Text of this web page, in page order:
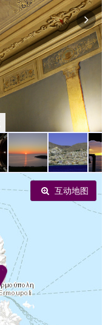
IT
ES
RU
互动地图